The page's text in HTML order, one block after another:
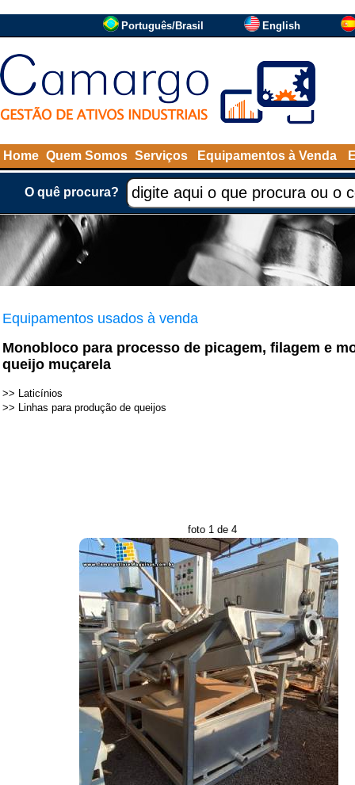
Português/Brasil English
Home Quem Somos Serviços Equipamentos à Venda
O quê procura?
Equipamentos usados à venda
Monobloco para processo de picagem, filagem e
queijo muçarela
>> Laticínios
>> Linhas para produção de queijos
foto 1 de 4